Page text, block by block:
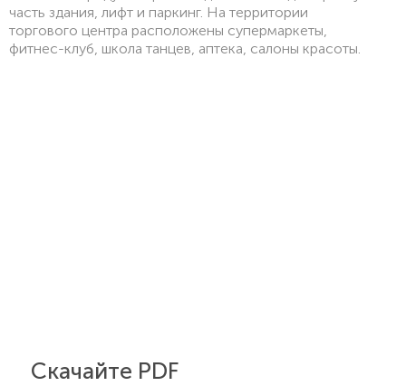
часть здания, лифт и паркинг. На территории
торгового центра расположены супермаркеты,
фитнес-клуб, школа танцев, аптека, салоны красоты.
Скачайте PDF